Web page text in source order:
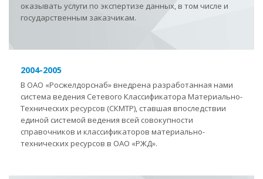
оказывать услуги по экспертизе данных, в том числе и
государственным заказчикам.
2004-2005
В ОАО «Росжелдорснаб» внедрена разработанная нами
система ведения Сетевого Классификатора Материально-
Технических ресурсов (СКМТР), ставшая впоследствии
единой системой ведения всей совокупности
справочников и классификаторов материально-
технических ресурсов в ОАО «РЖД».